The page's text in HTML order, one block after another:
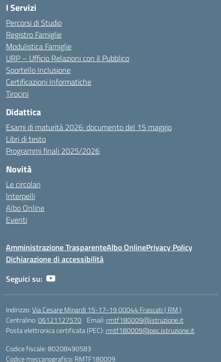
I Servizi
Percorsi di Studio
Registro Famiglie
Modulistica Famiglie
URP – Ufficio Relazioni con il Pubblico
Sportello Inclusione
Certificazioni Informatiche
Tirocini
Didattica
Esami di maturità 2026: documento del 15 maggio
Libri di testo
Programmi finali 2025/2026
Novità
Le circolari
Interpelli
Albo Online
Eventi
Amministrazione TrasparenteAlbo OnlinePrivacy Policy
Dichiarazione di accessibilità
Seguici su:
Indirizzo:Via Cesare Minardi 15-17-19 00044 Frascati ( RM )
Centralino:06121127570 Email: rmtf180009@istruzione.it
Posta elettronica certificata (PEC): rmtf180009@pec.istruzione.it
Codice fiscale: 80208490583
Codice meccanografico: RMTF180009